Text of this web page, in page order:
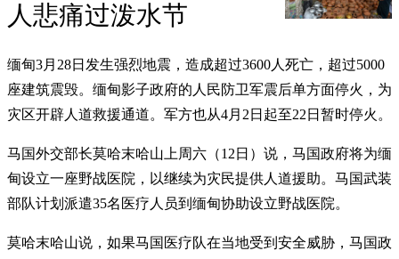
人悲痛过泼水节
缅甸3月28日发生强烈地震，造成超过3600人死亡，超过5000
座建筑震毁。缅甸影子政府的人民防卫军震后单方面停火，为
灾区开辟人道救援通道。军方也从4月2日起至22日暂时停火。
马国外交部长莫哈末哈山上周六（12日）说，马国政府将为缅
甸设立一座野战医院，以继续为灾民提供人道援助。马国武装
部队计划派遣35名医疗人员到缅甸协助设立野战医院。
莫哈末哈山说，如果马国医疗队在当地受到安全威胁，马国政